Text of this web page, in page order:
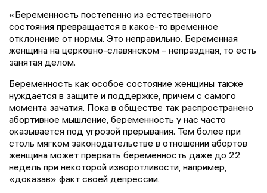
«Беременность постепенно из естественного
состояния превращается в какое-то временное
отклонение от нормы. Это неправильно. Беременная
женщина на церковно-славянском – непраздная, то есть
занятая делом.
Беременность как особое состояние женщины также
нуждается в защите и поддержке, причем с самого
момента зачатия. Пока в обществе так распространено
абортивное мышление, беременность у нас часто
оказывается под угрозой прерывания. Тем более при
столь мягком законодательстве в отношении абортов
женщина может прервать беременность даже до 22
недель при некоторой изворотливости, например,
«доказав» факт своей депрессии.